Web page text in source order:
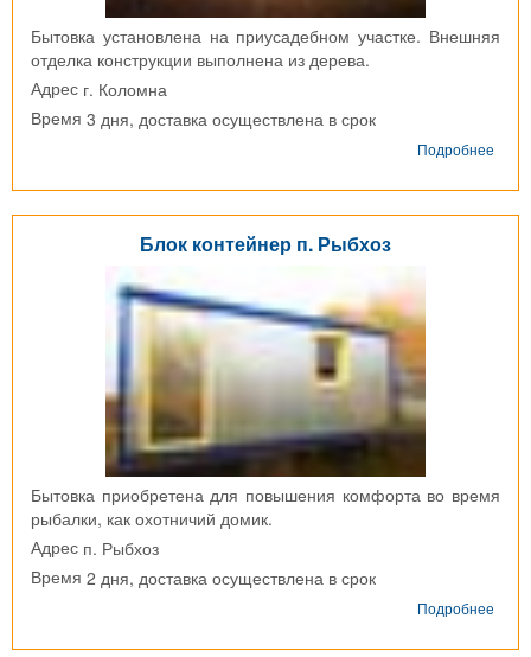
Бытовка установлена на приусадебном участке. Внешняя
отделка конструкции выполнена из дерева.
Адрес г. Коломна
Время 3 дня, доставка осуществлена в срок
Подробнее
Блок контейнер п. Рыбхоз
Бытовка приобретена для повышения комфорта во время
рыбалки, как охотничий домик.
Адрес п. Рыбхоз
Время 2 дня, доставка осуществлена в срок
Подробнее